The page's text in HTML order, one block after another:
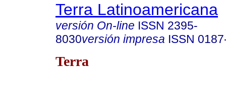
Terra Latinoamericana
versión On-line ISSN 2395-
8030versión impresa ISSN
Terra